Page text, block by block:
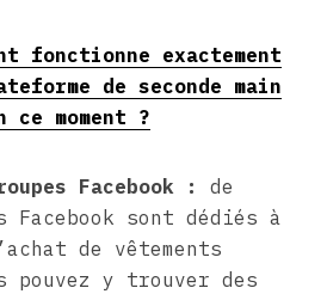
fonctionne exactement
de seconde main
moment ?
Facebook :
de
Facebook sont dédiés à
de vêtements
pouvez y trouver des